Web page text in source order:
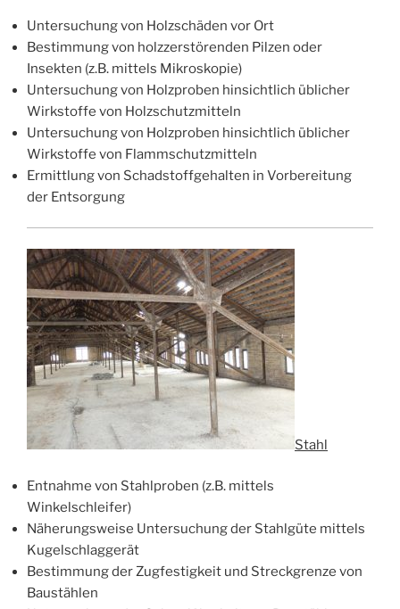
Untersuchung von Holzschäden vor Ort
Bestimmung von holzzerstörenden Pilzen oder
Insekten (z.B. mittels Mikroskopie)
Untersuchung von Holzproben hinsichtlich üblicher
Wirkstoffe von Holzschutzmitteln
Untersuchung von Holzproben hinsichtlich üblicher
Wirkstoffe von Flammschutzmitteln
Ermittlung von Schadstoffgehalten in Vorbereitung
der Entsorgung
Stahl
Entnahme von Stahlproben (z.B. mittels
Winkelschleifer)
Näherungsweise Untersuchung der Stahlgüte mittels
Kugelschlaggerät
Bestimmung der Zugfestigkeit und Streckgrenze von
Baustählen